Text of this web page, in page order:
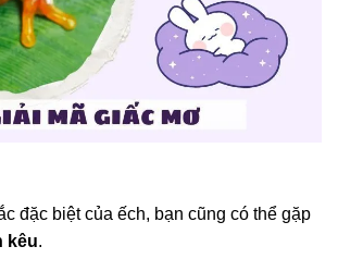
đặc biệt của ếch, bạn cũng có thể gặp
kêu.